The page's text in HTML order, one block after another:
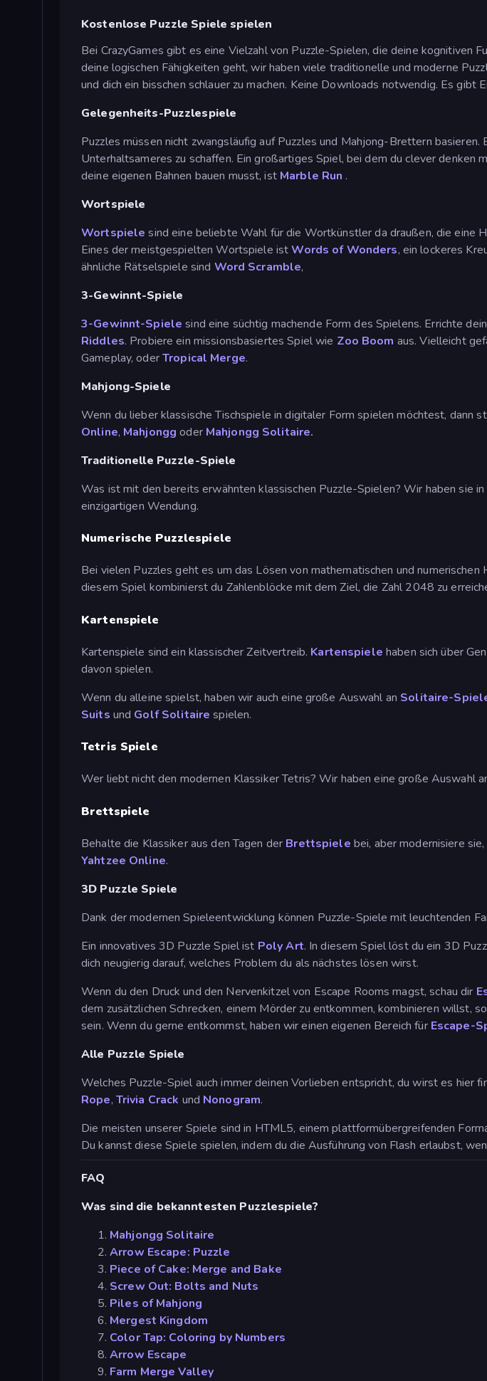
Kostenlose Puzzle Spiele spielen
Bei CrazyGames gibt es eine Vielzahl von Puzzle-Spielen, die deine kognitiven
deine logischen Fähigkeiten geht, wir haben viele traditionelle und moderne
und dich ein bisschen schlauer zu machen. Keine Downloads notwendig. Es gibt
Gelegenheits-Puzzlespiele
Puzzles müssen nicht zwangsläufig auf Puzzles und Mahjong-Brettern
Unterhaltsameres zu schaffen. Ein großartiges Spiel, bei dem du clever denken
deine eigenen Bahnen bauen musst, ist Marble Run .
Wortspiele
Wortspiele sind eine beliebte Wahl für die Wortkünstler da draußen, die eine
Eines der meistgespielten Wortspiele istWords of Wonders, ein lockeres
ähnliche Rätselspiele sind Word Scramble,
3-Gewinnt-Spiele
3-Gewinnt-Spiele sind eine süchtig machende Form des Spielens. Errichte
Riddles. Probiere ein missionsbasiertes Spiel wie Zoo Boom aus. Vielleicht
Gameplay, oderTropical Merge.
Mahjong-Spiele
Wenn du lieber klassische Tischspiele in digitaler Form spielen möchtest, dann
Online, Mahjongg oder Mahjongg Solitaire.
Traditionelle Puzzle-Spiele
Was ist mit den bereits erwähnten klassischen Puzzle-Spielen? Wir haben sie
einzigartigen Wendung.
Numerische Puzzlespiele
Bei vielen Puzzles geht es um das Lösen von mathematischen und
diesem Spiel kombinierst du Zahlenblöcke mit dem Ziel, die Zahl 2048 zu
Kartenspiele
Kartenspiele sind ein klassischer Zeitvertreib. Kartenspiele haben sich über
davon spielen.
Wenn du alleine spielst, haben wir auch eine große Auswahl an Solitaire-
Suits und Golf Solitaire spielen.
Tetris Spiele
Wer liebt nicht den modernen Klassiker Tetris? Wir haben eine große Auswahl
Brettspiele
Behalte die Klassiker aus den Tagen der Brettspiele bei, aber modernisiere
Yahtzee Online.
3D Puzzle Spiele
Dank der modernen Spieleentwicklung können Puzzle-Spiele mit leuchtenden
Ein innovatives 3D Puzzle Spiel ist Poly Art. In diesem Spiel löst du ein 3D
dich neugierig darauf, welches Problem du als nächstes lösen wirst.
Wenn du den Druck und den Nervenkitzel von Escape Rooms magst, schau dir
dem zusätzlichen Schrecken, einem Mörder zu entkommen, kombinieren willst,
sein. Wenn du gerne entkommst, haben wir einen eigenen Bereich für Escape-
Alle Puzzle Spiele
Welches Puzzle-Spiel auch immer deinen Vorlieben entspricht, du wirst es hier
Rope, Trivia Crack und Nonogram.
Die meisten unserer Spiele sind in HTML5, einem plattformübergreifenden
Du kannst diese Spiele spielen, indem du die Ausführung von Flash erlaubst,
FAQ
Was sind die bekanntesten Puzzlespiele?
Mahjongg Solitaire
Arrow Escape: Puzzle
Piece of Cake: Merge and Bake
Screw Out: Bolts and Nuts
Piles of Mahjong
Mergest Kingdom
Color Tap: Coloring by Numbers
Arrow Escape
Farm Merge Valley